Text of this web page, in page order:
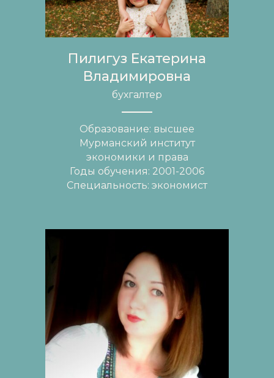
Пилигуз Екатерина
Владимировна
бухгалтер
Образование: высшее
Мурманский институт
экономики и права
Годы обучения: 2001-2006
Специальность: экономист